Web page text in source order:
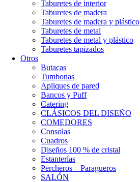
Taburetes de interior
Taburetes de madera
Taburetes de madera y plástico
Taburetes de metal
Taburetes de metal y plástico
Taburetes tapizados
Otros
Butacas
Tumbonas
Apliques de pared
Bancos y Puff
Catering
CLÁSICOS DEL DISEÑO
COMEDORES
Consolas
Cuadros
Diseños 100 % de cristal
Estanterías
Percheros – Paragueros
SALÓN